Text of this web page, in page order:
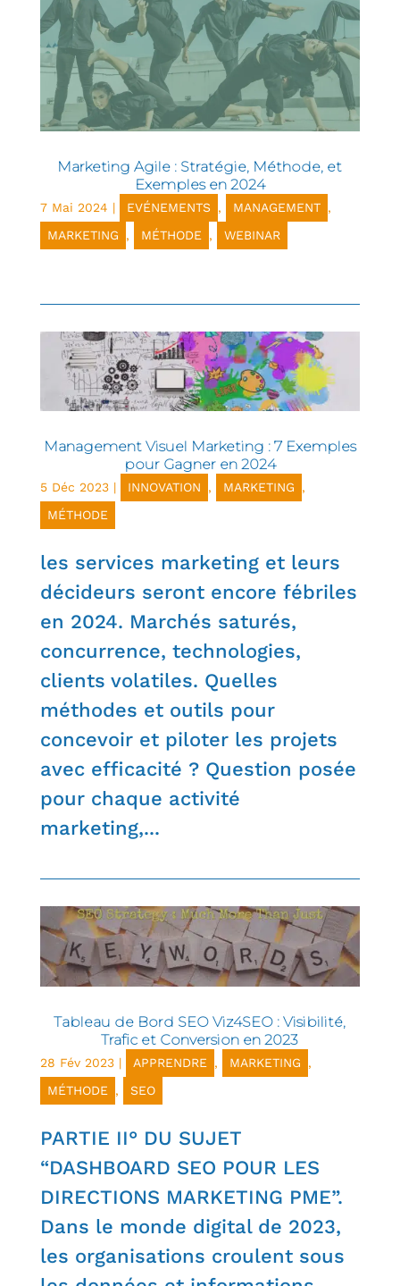
Marketing Agile : Stratégie, Méthode, et
Exemples en 2024
7 Mai 2024 | EVÉNEMENTS , MANAGEMENT ,
MARKETING
, MÉTHODE , WEBINAR
Management Visuel Marketing : 7 Exemples
pour Gagner en 2024
5 Déc 2023| INNOVATION , MARKETING
,
MÉTHODE
les services marketing et leurs
décideurs seront encore fébriles
en 2024. Marchés saturés,
concurrence, technologies,
clients volatiles. Quelles
méthodes et outils pour
concevoir et piloter les projets
avec efficacité ? Question posée
pour chaque activité
marketing,...
Tableau de Bord SEO Viz4SEO : Visibilité,
Trafic et Conversion en 2023
28 Fév 2023| APPRENDRE , MARKETING
,
MÉTHODE
, SEO
PARTIE II° DU SUJET
“DASHBOARD SEO POUR LES
DIRECTIONS MARKETING PME”.
Dans le monde digital de 2023,
les organisations croulent sous